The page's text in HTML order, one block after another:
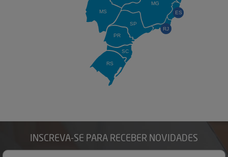
RJ
RS
SC
PR
SP
MS
MG
ES
INSCREVA-SE PARA RECEBER NOVIDADES